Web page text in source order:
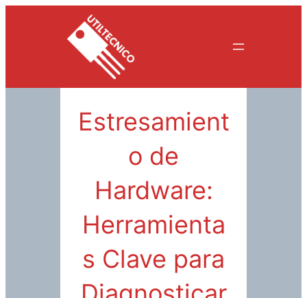
Estresamient
o de
Hardware:
Herramienta
s Clave para